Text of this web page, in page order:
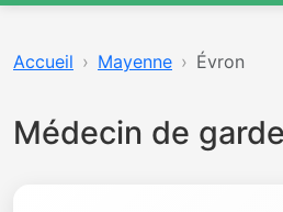
Accueil Mayenne Évron
Médecin de